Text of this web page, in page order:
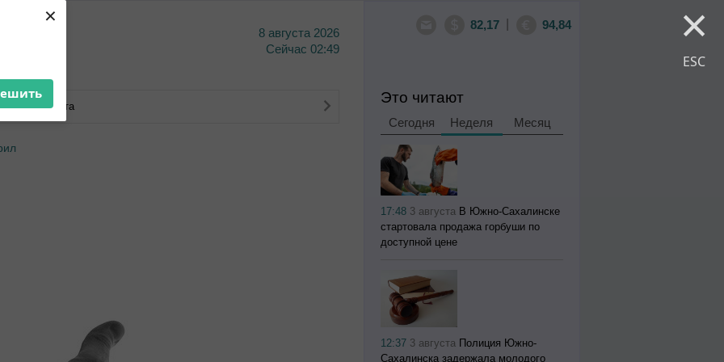
× ×
ESC
8 августа 2026
Сейчас 02:49
82,17 94,84
счета
Это читают
Сегодня Неделя Месяц
17:48 3 августа В Южно-Сахалинске
стартовала продажа горбуши по
доступной цене
12:37 3 августа Полиция Южно-
Сахалинска задержала молодого